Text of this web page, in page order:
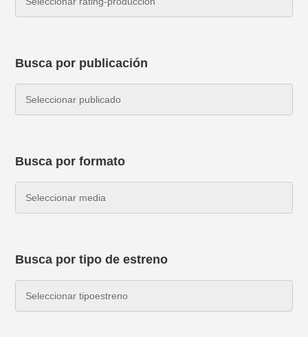
Busca por publicación
Busca por formato
Busca por tipo de estreno